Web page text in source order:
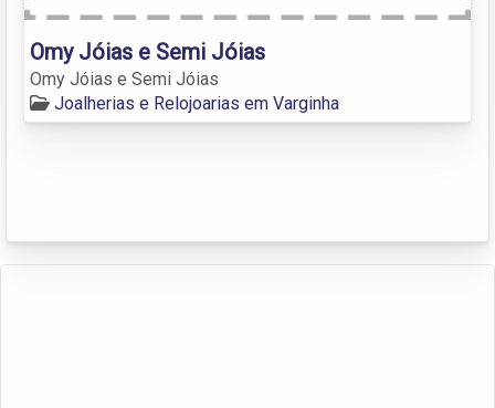
Omy Jóias e Semi Jóias
Omy Jóias e Semi Jóias
Joalherias e Relojoarias em Varginha